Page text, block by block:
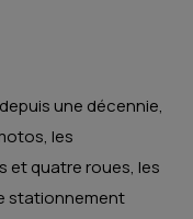
une décennie,
les
et quatre roues, les
stationnement